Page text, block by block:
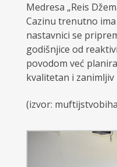
Medresa „Reis
Cazinu trenutno
nastavnici se
godišnjice od
povodom već
kvalitetan i
(izvor: